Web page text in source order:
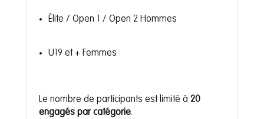
Élite / Open 1 / Open 2 Hommes
U19 et + Femmes
Le nombre de participants est limité à 20
engagés par catégorie.